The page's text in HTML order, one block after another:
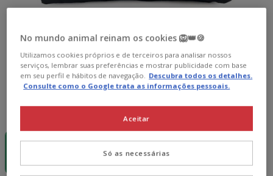
Guia de tamanhos
S (10 x 50 x 70
32.99€
M (10 x 60 x
90 cm)
39.99€
L (10 x 75 x
120 cm)
49.99€
No mundo animal reinam os cookies 🦁👑🍪
Utilizamos cookies próprios e de terceiros para analisar nossos
serviços, lembrar suas preferências e mostrar publicidade com base
em seu perfil e hábitos de navegação. Descubra todos os detalhes.
Consulte como o Google trata as informações pessoais.
Só as necessárias
Aceitar